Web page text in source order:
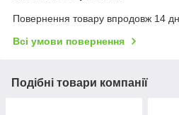
Повернення товару впродовж 14
Всі умови повернення
Подібні товари компанії